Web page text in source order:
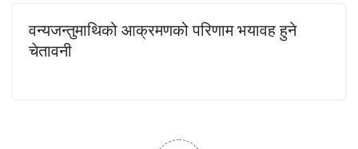
वन्यजन्तुमाथिको आक्रमणको परिणाम भयावह हुने
चेतावनी